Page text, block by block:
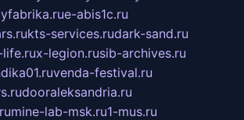
e-abis1c.ru
kts-services.rudark-sand.ru
x-legion.rusib-archives.ru
venda-festival.ru
dooraleksandria.ru
mine-lab-msk.ru1-mus.ru